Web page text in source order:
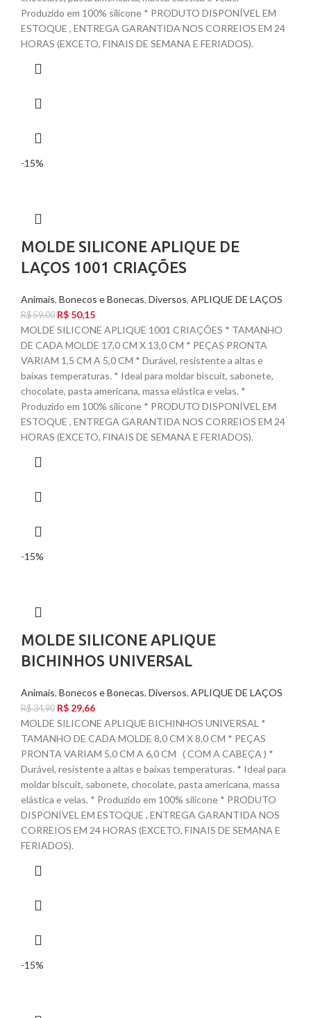
Produzido em 100% silicone * PRODUTO DISPONÍVEL EM
ESTOQUE , ENTREGA GARANTIDA NOS CORREIOS EM 24
HORAS (EXCETO, FINAIS DE SEMANA E FERIADOS).
-15%
MOLDE SILICONE APLIQUE DE
LAÇOS 1001 CRIAÇÕES
Animais, Bonecos e Bonecas, Diversos, APLIQUE DE LAÇOS
R$59,00 R$ 50,15
MOLDE SILICONE APLIQUE 1001 CRIAÇÕES * TAMANHO
DE CADA MOLDE 17,0 CM X 13,0 CM * PEÇAS PRONTA
VARIAM 1,5 CM A 5,0 CM * Durável, resistente a altas e
baixas temperaturas. * Ideal para moldar biscuit, sabonete,
chocolate, pasta americana, massa elástica e velas. *
Produzido em 100% silicone * PRODUTO DISPONÍVEL EM
ESTOQUE , ENTREGA GARANTIDA NOS CORREIOS EM 24
HORAS (EXCETO, FINAIS DE SEMANA E FERIADOS).
-15%
MOLDE SILICONE APLIQUE
BICHINHOS UNIVERSAL
Animais, Bonecos e Bonecas, Diversos, APLIQUE DE LAÇOS
R$34,90 R$ 29,66
MOLDE SILICONE APLIQUE BICHINHOS UNIVERSAL *
TAMANHO DE CADA MOLDE 8,0 CM X 8,0 CM * PEÇAS
PRONTA VARIAM 5,0 CM A 6,0 CM ( COM A CABEÇA ) *
Durável, resistente a altas e baixas temperaturas. * Ideal para
moldar biscuit, sabonete, chocolate, pasta americana, massa
elástica e velas. * Produzido em 100% silicone * PRODUTO
DISPONÍVEL EM ESTOQUE , ENTREGA GARANTIDA NOS
CORREIOS EM 24 HORAS (EXCETO, FINAIS DE SEMANA E
FERIADOS).
-15%